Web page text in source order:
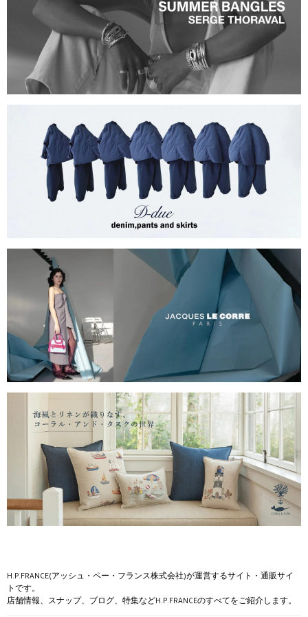
H.P.FRANCE(アッシュ・ペー・フランス株式会社)が運営するサイト・通販サイ
トです。
店舗情報、スナップ、ブログ、特集などH.P.FRANCEのすべてをご紹介します。